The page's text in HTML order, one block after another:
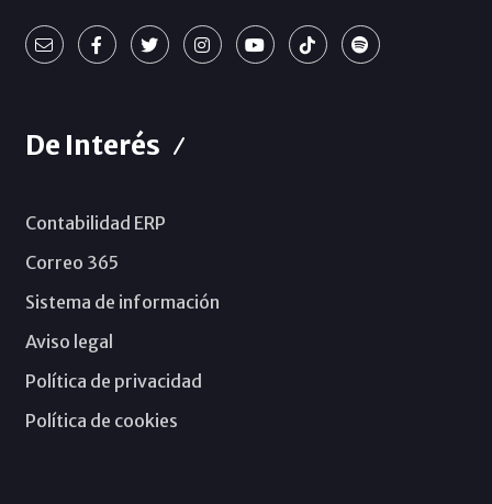
De Interés
Contabilidad ERP
Correo 365
Sistema de información
Aviso legal
Política de privacidad
Política de cookies